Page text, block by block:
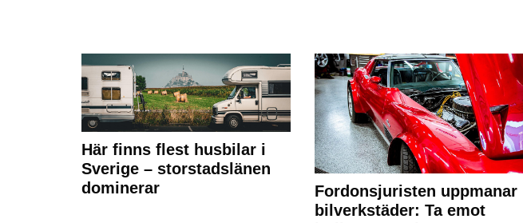
Här finns flest husbilar i
Sverige – storstadslänen
dominerar
Fordonsjuristen uppmanar
bilverkstäder: Ta emot